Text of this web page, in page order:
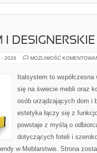
I DESIGNERSKIE
- 2026 MOŻLIWOŚĆ
Italsystem to
się na świecie mebli oraz
osób urządzających dom i
estetyka łączy się z
powstaje z myślą o
dotyczących foteli i
w Meblarstwie. Strona